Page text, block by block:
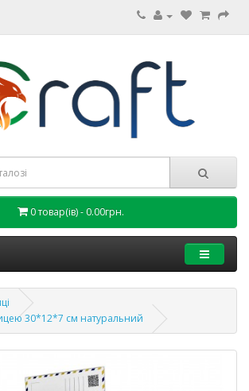
0 товар(ів) - 0.00грн.
30*12*7 см натуральний